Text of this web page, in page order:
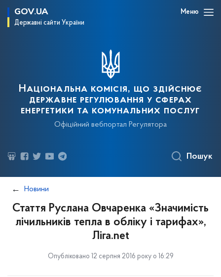
GOV.UA
Державні сайти України
Меню
Національна комісія, що здійснює
державне регулювання у сферах
енергетики та комунальних послуг
Офіційний вебпортал Регулятора
Пошук
Новини
Стаття Руслана Овчаренка «Значимість
лічильників тепла в обліку і тарифах»,
Ліга.net
Опубліковано 12 серпня 2016 року о 16:29